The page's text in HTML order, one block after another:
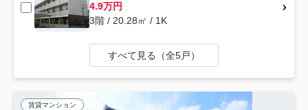
4.9万円
3階 / 20.28㎡ / 1K
すべて見る（全5戸）
賃貸マンション